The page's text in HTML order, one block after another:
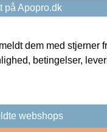
på Apopro.dk
dem med stjerner
betingelser,
webshops